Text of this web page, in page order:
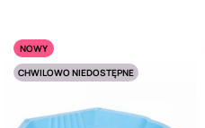
NOWY
CHWILOWO NIEDOSTĘPNE